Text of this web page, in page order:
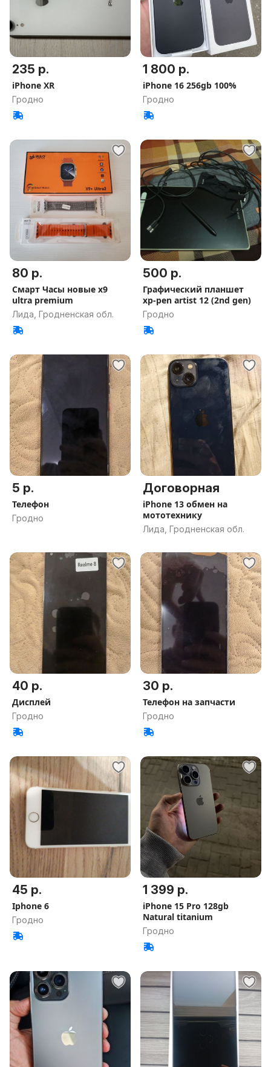
235 р.
iPhone XR
Гродно
1 800 р.
iPhone 16 256gb 100%
Гродно
80 р.
Смарт Часы новые x9
ultra premium
Лида, Гродненская обл.
500 р.
Графический планшет
xp-pen artist 12 (2nd gen)
Гродно
5 р.
Телефон
Гродно
Договорная
iPhone 13 обмен на
мототехнику
Лида, Гродненская обл.
40 р.
Дисплей
Гродно
30 р.
Телефон на запчасти
Гродно
45 р.
Iphone 6
Гродно
1 399 р.
iPhone 15 Pro 128gb
Natural titanium
Гродно